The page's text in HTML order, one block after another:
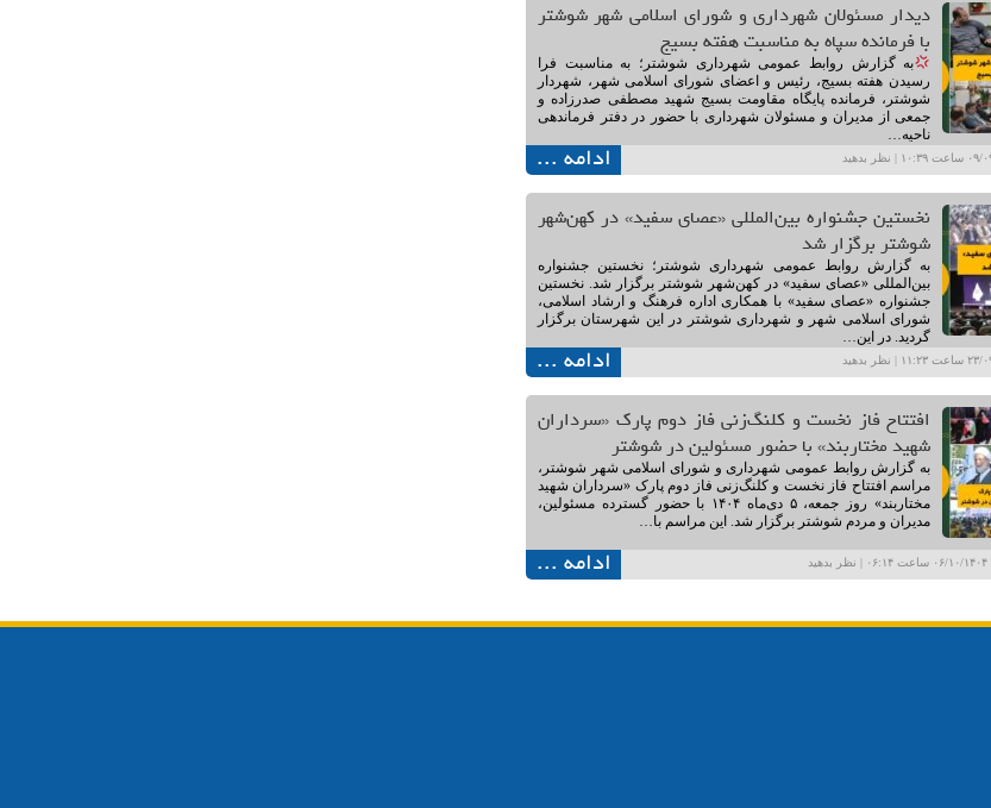
افتتاح فاز نخست و کلنگ‌زنی فاز دوم پارک «سرداران
شهید مختاربند» با حضور مسئولین در شوشتر
به گزارش روابط عمومی شهرداری و شورای اسلامی شهر شوشتر،
مراسم افتتاح فاز نخست و کلنگ‌زنی فاز دوم پارک «سرداران شهید
مختاربند» روز جمعه، ۵ دی‌ماه ۱۴۰۴ با حضور گسترده مسئولین،
مدیران و مردم شوشتر برگزار شد. این مراسم با…
نظر بدهید ادامه ...
نخستین جشنواره بین‌المللی «عصای سفید» در کهن‌شهر
شوشتر برگزار شد
به گزارش روابط عمومی شهرداری شوشتر؛ نخستین جشنواره
بین‌المللی «عصای سفید» در کهن‌شهر شوشتر برگزار شد. نخستین
جشنواره «عصای سفید» با همکاری اداره فرهنگ و ارشاد اسلامی،
شورای اسلامی شهر و شهرداری شوشتر در این شهرستان برگزار
گردید. در این…
نظر بدهید ادامه ...
دیدار مسئولان شهرداری و شورای اسلامی شهر شوشتر
با فرمانده سپاه به مناسبت هفته بسیج
به گزارش روابط عمومی شهرداری شوشتر؛ به مناسبت فرا
رسیدن هفته بسیج، رئیس و اعضای شورای اسلامی شهر، شهردار
شوشتر، فرمانده پایگاه مقاومت بسیج شهید مصطفی صدرزاده و
جمعی از مدیران و مسئولان شهرداری با حضور در دفتر فرماندهی
ناحیه…
نظر بدهید ادامه ...